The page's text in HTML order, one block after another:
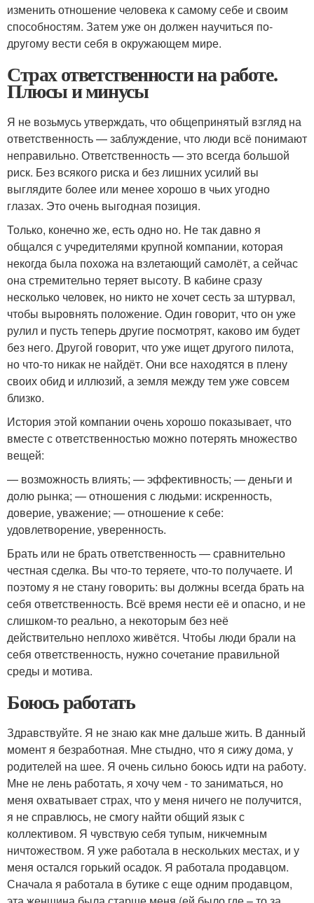
изменить отношение человека к самому себе и своим
способностям. Затем уже он должен научиться по-
другому вести себя в окружающем мире.
Страх ответственности на работе.
Плюсы и минусы
Я не возьмусь утверждать, что общепринятый взгляд на
ответственность — заблуждение, что люди всё понимают
неправильно. Ответственность — это всегда большой
риск. Без всякого риска и без лишних усилий вы
выглядите более или менее хорошо в чьих угодно
глазах. Это очень выгодная позиция.
Только, конечно же, есть одно но. Не так давно я
общался с учредителями крупной компании, которая
некогда была похожа на взлетающий самолёт, а сейчас
она стремительно теряет высоту. В кабине сразу
несколько человек, но никто не хочет сесть за штурвал,
чтобы выровнять положение. Один говорит, что он уже
рулил и пусть теперь другие посмотрят, каково им будет
без него. Другой говорит, что уже ищет другого пилота,
но что-то никак не найдёт. Они все находятся в плену
своих обид и иллюзий, а земля между тем уже совсем
близко.
История этой компании очень хорошо показывает, что
вместе с ответственностью можно потерять множество
вещей:
— возможность влиять; — эффективность; — деньги и
долю рынка; — отношения с людьми: искренность,
доверие, уважение; — отношение к себе:
удовлетворение, уверенность.
Брать или не брать ответственность — сравнительно
честная сделка. Вы что-то теряете, что-то получаете. И
поэтому я не стану говорить: вы должны всегда брать на
себя ответственность. Всё время нести её и опасно, и не
слишком-то реально, а некоторым без неё
действительно неплохо живётся. Чтобы люди брали на
себя ответственность, нужно сочетание правильной
среды и мотива.
Боюсь работать
Здравствуйте. Я не знаю как мне дальше жить. В данный
момент я безработная. Мне стыдно, что я сижу дома, у
родителей на шее. Я очень сильно боюсь идти на работу.
Мне не лень работать, я хочу чем - то заниматься, но
меня охватывает страх, что у меня ничего не получится,
я не справлюсь, не смогу найти общий язык с
коллективом. Я чувствую себя тупым, никчемным
ничтожеством. Я уже работала в нескольких местах, и у
меня остался горький осадок. Я работала продавцом.
Сначала я работала в бутике с еще одним продавцом,